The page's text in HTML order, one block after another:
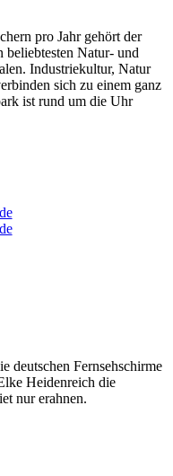
pro Jahr gehört der
Natur- und
Industriekultur, Natur
sich zu einem ganz
ist rund um die Uhr
deutschen Fernsehschirme
Heidenreich die
nur erahnen.